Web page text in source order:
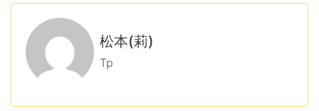
松本(莉)
Tp